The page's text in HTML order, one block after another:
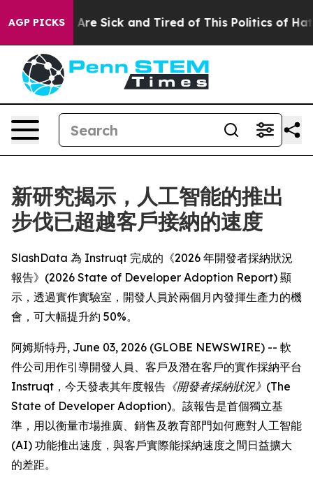
AGP PICKSAre Sick and Tired of This Politics of Hatred”
新研究揭示，人工智能的推出
步伐已超越客戶接納的速度
SlashData 為 Instruqt 完成的《2026 年開發者採納狀況
報告》(2026 State of Developer Adoption Report) 顯
示，透過實作實驗室，開發人員於兩個月內發揮生產力的機
會，可大幅提升約 50%。
阿姆斯特丹, June 03, 2026 (GLOBE NEWSWIRE) -- 軟
件公司用作引導開發人員、客戶及潛在客戶的實作採納平台
Instruqt，今天發表其年度報告 《開發者採納狀況》(The
State of Developer Adoption)。該報告是首個獨立基
準，用以衡量市場推廣、銷售及教育部門如何應對人工智能
(AI) 功能推出速度，與客戶實際能採納速度之間日益擴大
的差距。